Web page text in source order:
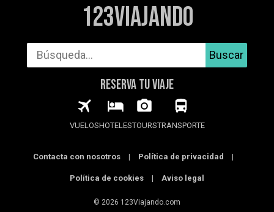
123Viajando
Buscar
RESERVA TU VIAJE
VUELOSHOTELESTOURSTRANSPORTE
Contacta con nosotros | Política de privacidad |
Política de cookies | Aviso legal
© 2026 123Viajando.com